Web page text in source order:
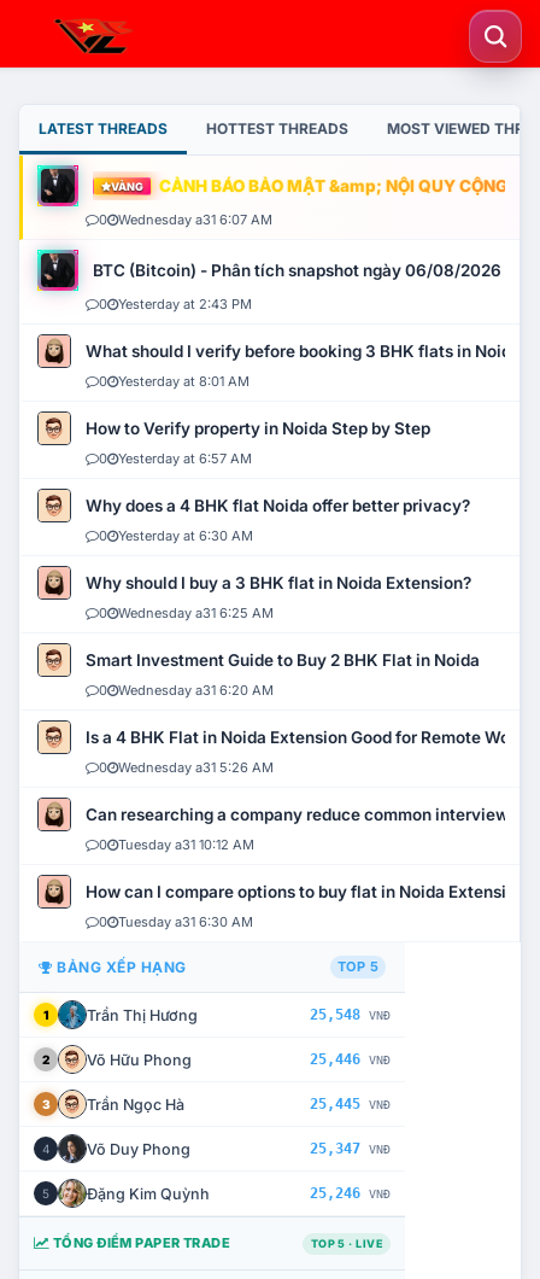
LATEST THREADS HOTTEST THREADS MOST VIEWED
VÀNG CẢNH BÁO BẢO MẬT &amp; NỘI QUY CỘNG
0 Wednesday a31 6:07 AM
BTC (Bitcoin) - Phân tích snapshot ngày 06/08/2026
0 Yesterday at 2:43 PM
What should I verify before booking 3 BHK flats in Noida?
0 Yesterday at 8:01 AM
How to Verify property in Noida Step by Step
0 Yesterday at 6:57 AM
Why does a 4 BHK flat Noida offer better privacy?
0 Yesterday at 6:30 AM
Why should I buy a 3 BHK flat in Noida Extension?
0 Wednesday a31 6:25 AM
Smart Investment Guide to Buy 2 BHK Flat in Noida
0 Wednesday a31 6:20 AM
Is a 4 BHK Flat in Noida Extension Good for Remote Work?
0 Wednesday a31 5:26 AM
Can researching a company reduce common interview
0 Tuesday a31 10:12 AM
How can I compare options to buy flat in Noida Extension?
0 Tuesday a31 6:30 AM
BẢNG XẾP HẠNG TOP 5
1 Trần Thị Hương 25,548 VNĐ
2 Võ Hữu Phong 25,446 VNĐ
3 Trần Ngọc Hà 25,445 VNĐ
4 Võ Duy Phong 25,347 VNĐ
5 Đặng Kim Quỳnh 25,246 VNĐ
TỔNG ĐIỂM PAPER TRADE TOP 5 · LIVE